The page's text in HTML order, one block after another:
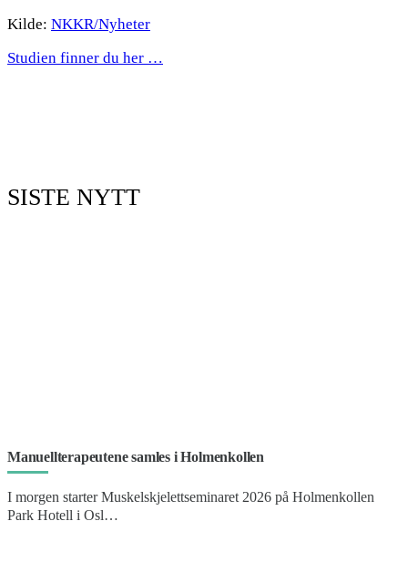
Kilde: NKKR/Nyheter
Studien finner du her …
SISTE NYTT
Manuellterapeutene samles i Holmenkollen
I morgen starter Muskelskjelettseminaret 2026 på Holmenkollen
Park Hotell i Osl…